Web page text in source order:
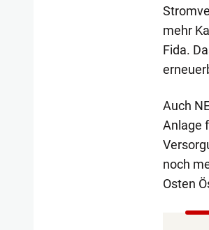
mehr
Fida.
Auch
Anlage
noch
Osten